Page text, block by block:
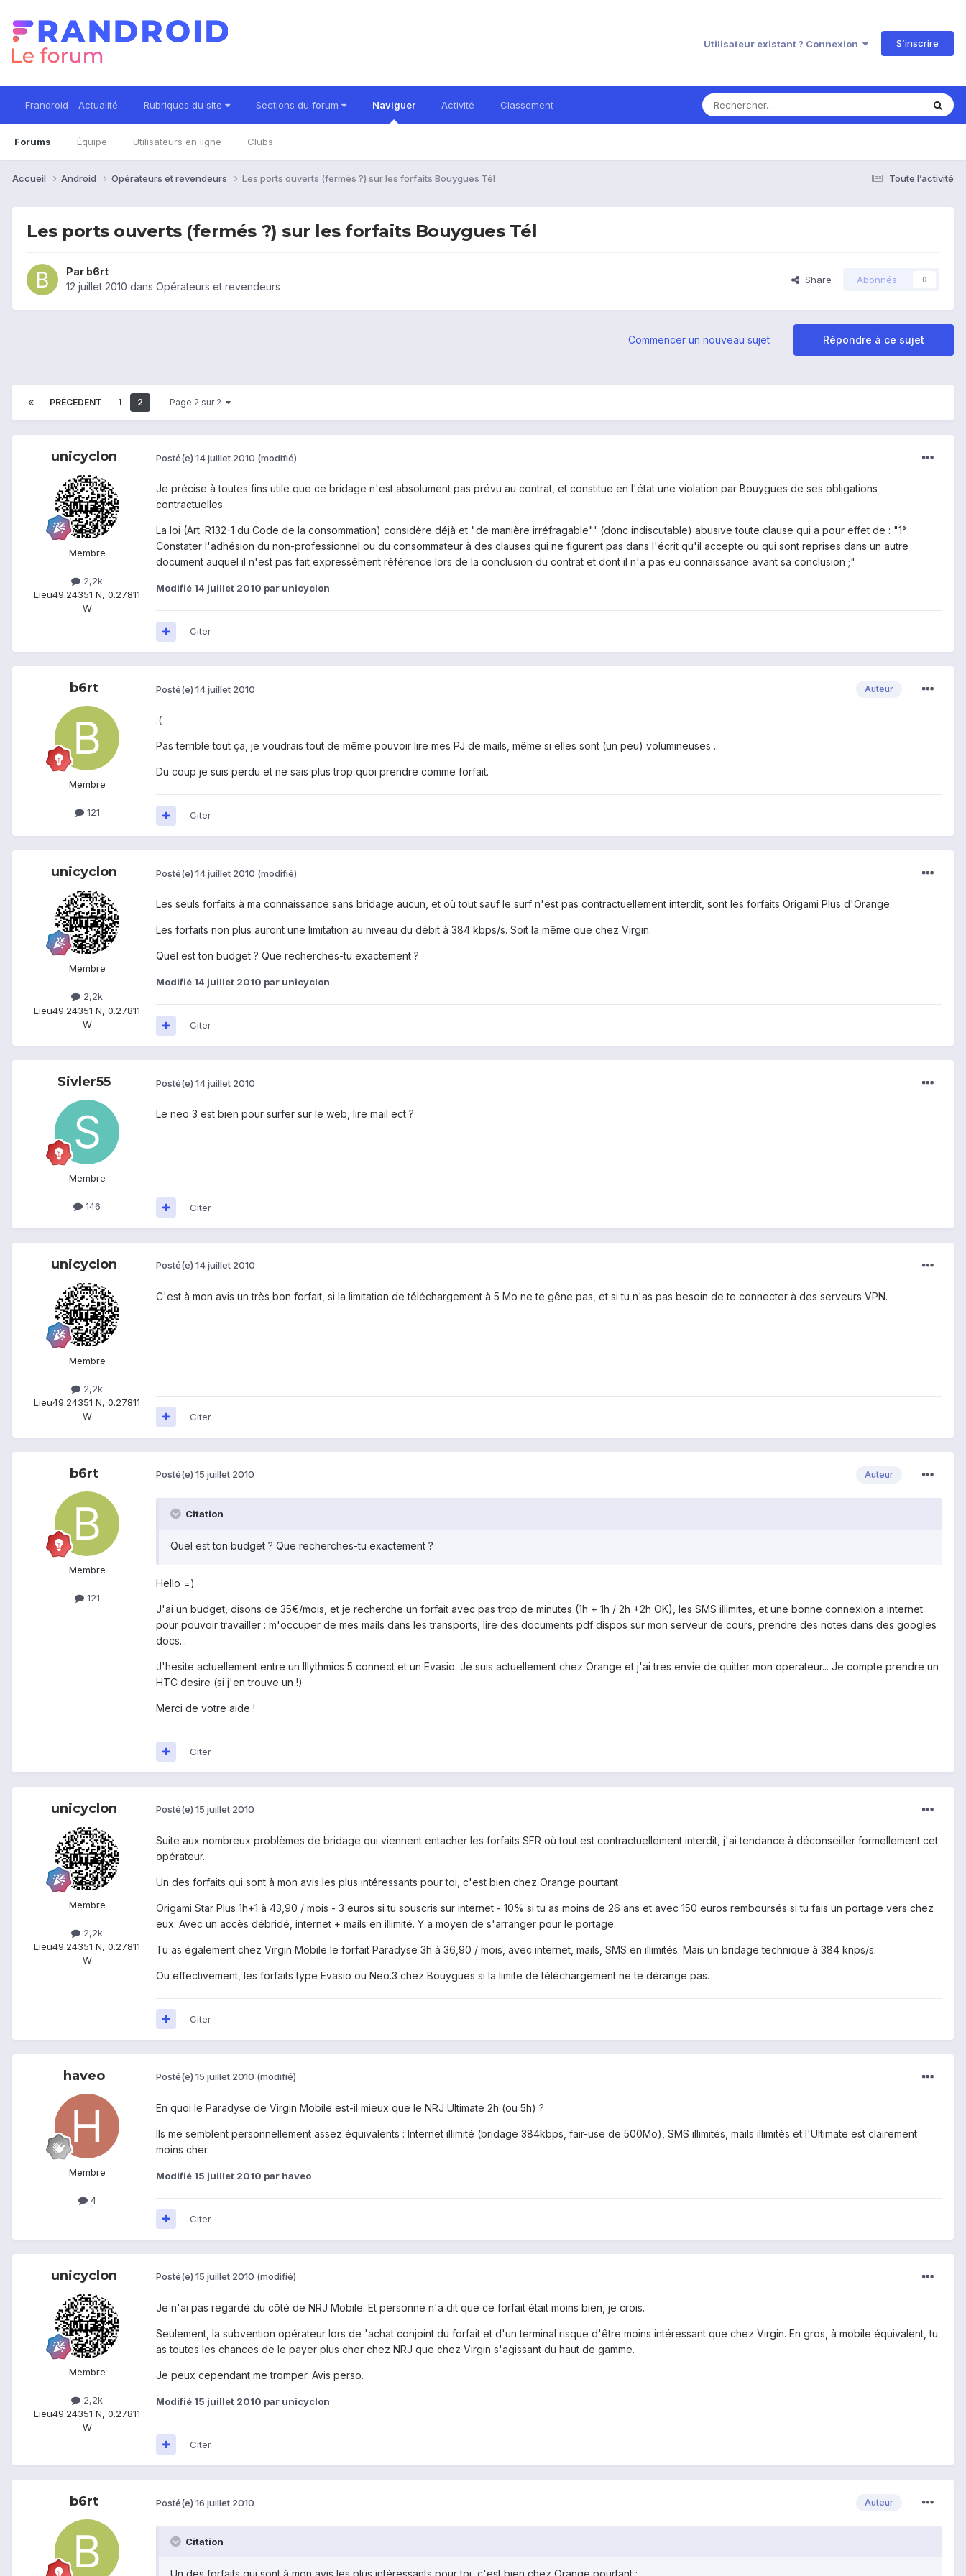
Utilisateur existant ? Connexion S’inscrire
Frandroid - Actualité Rubriques du site Sections du forum Naviguer
Forums Équipe Utilisateurs en ligne Clubs
Activité Classement
Toute l’activité
Accueil Android Opérateurs et revendeurs Les ports ouverts (fermés ?) sur les forfaits Bouygues Tél
Les ports ouverts (fermés ?) sur les forfaits Bouygues Tél
Par b6rt
12 juillet 2010 dans Opérateurs et revendeurs
Share Abonnés 0
Répondre à ce sujet
Commencer un nouveau sujet
PRÉCÉDENT 1 2 Page 2 sur 2
unicyclon
Membre
2,2k
Lieu49.24351 N, 0.27811
W
Posté(e) 14 juillet 2010 (modifié)
Je précise à toutes fins utile que ce bridage n'est absolument pas prévu au contrat, et constitue en l'état une violation par Bouygues de ses obligations
contractuelles.
La loi (Art. R132-1 du Code de la consommation) considère déjà et "de manière irréfragable"' (donc indiscutable) abusive toute clause qui a pour effet de : "1°
Constater l'adhésion du non-professionnel ou du consommateur à des clauses qui ne figurent pas dans l'écrit qu'il accepte ou qui sont reprises dans un autre
document auquel il n'est pas fait expressément référence lors de la conclusion du contrat et dont il n'a pas eu connaissance avant sa conclusion ;"
Modifié 14 juillet 2010 par unicyclon
Citer
b6rt
Membre
121
Auteur
Posté(e) 14 juillet 2010
:(
Pas terrible tout ça, je voudrais tout de même pouvoir lire mes PJ de mails, même si elles sont (un peu) volumineuses ...
Du coup je suis perdu et ne sais plus trop quoi prendre comme forfait.
Citer
unicyclon
Membre
2,2k
Lieu49.24351 N, 0.27811
W
Posté(e) 14 juillet 2010 (modifié)
Les seuls forfaits à ma connaissance sans bridage aucun, et où tout sauf le surf n'est pas contractuellement interdit, sont les forfaits Origami Plus d'Orange.
Les forfaits non plus auront une limitation au niveau du débit à 384 kbps/s. Soit la même que chez Virgin.
Quel est ton budget ? Que recherches-tu exactement ?
Modifié 14 juillet 2010 par unicyclon
Citer
Sivler55
Membre
146
Posté(e) 14 juillet 2010
Le neo 3 est bien pour surfer sur le web, lire mail ect ?
Citer
unicyclon
Membre
2,2k
Lieu49.24351 N, 0.27811
W
Posté(e) 14 juillet 2010
C'est à mon avis un très bon forfait, si la limitation de téléchargement à 5 Mo ne te gêne pas, et si tu n'as pas besoin de te connecter à des serveurs VPN.
Citer
b6rt
Membre
121
Auteur
Posté(e) 15 juillet 2010
Citation
Quel est ton budget ? Que recherches-tu exactement ?
Hello =)
J'ai un budget, disons de 35€/mois, et je recherche un forfait avec pas trop de minutes (1h + 1h / 2h +2h OK), les SMS illimites, et une bonne connexion a internet
pour pouvoir travailler : m'occuper de mes mails dans les transports, lire des documents pdf dispos sur mon serveur de cours, prendre des notes dans des googles
docs...
J'hesite actuellement entre un Illythmics 5 connect et un Evasio. Je suis actuellement chez Orange et j'ai tres envie de quitter mon operateur... Je compte prendre un
HTC desire (si j'en trouve un !)
Merci de votre aide !
Citer
unicyclon
Membre
2,2k
Lieu49.24351 N, 0.27811
W
Posté(e) 15 juillet 2010
Suite aux nombreux problèmes de bridage qui viennent entacher les forfaits SFR où tout est contractuellement interdit, j'ai tendance à déconseiller formellement cet
opérateur.
Un des forfaits qui sont à mon avis les plus intéressants pour toi, c'est bien chez Orange pourtant :
Origami Star Plus 1h+1 à 43,90 / mois - 3 euros si tu souscris sur internet - 10% si tu as moins de 26 ans et avec 150 euros remboursés si tu fais un portage vers chez
eux. Avec un accès débridé, internet + mails en illimité. Y a moyen de s'arranger pour le portage.
Tu as également chez Virgin Mobile le forfait Paradyse 3h à 36,90 / mois, avec internet, mails, SMS en illimités. Mais un bridage technique à 384 knps/s.
Ou effectivement, les forfaits type Evasio ou Neo.3 chez Bouygues si la limite de téléchargement ne te dérange pas.
Citer
haveo
Membre
4
Posté(e) 15 juillet 2010 (modifié)
En quoi le Paradyse de Virgin Mobile est-il mieux que le NRJ Ultimate 2h (ou 5h) ?
Ils me semblent personnellement assez équivalents : Internet illimité (bridage 384kbps, fair-use de 500Mo), SMS illimités, mails illimités et l'Ultimate est clairement
moins cher.
Modifié 15 juillet 2010 par haveo
Citer
unicyclon
Membre
2,2k
Lieu49.24351 N, 0.27811
W
Posté(e) 15 juillet 2010 (modifié)
Je n'ai pas regardé du côté de NRJ Mobile. Et personne n'a dit que ce forfait était moins bien, je crois.
Seulement, la subvention opérateur lors de 'achat conjoint du forfait et d'un terminal risque d'être moins intéressant que chez Virgin. En gros, à mobile équivalent, tu
as toutes les chances de le payer plus cher chez NRJ que chez Virgin s'agissant du haut de gamme.
Je peux cependant me tromper. Avis perso.
Modifié 15 juillet 2010 par unicyclon
Citer
b6rt Auteur
Posté(e) 16 juillet 2010
Citation
Un des forfaits qui sont à mon avis les plus intéressants pour toi, c'est bien chez Orange pourtant :